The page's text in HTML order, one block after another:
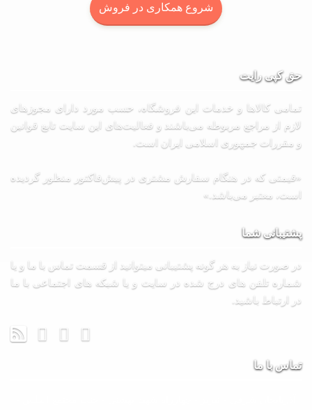
شروع همکاری در فروش
حق کپی رایت
تمامی كالاها و خدمات اين فروشگاه، حسب مورد دارای مجوزهای
لازم از مراجع مربوطه می‌باشند و فعاليت‌های اين سايت تابع قوانين
و مقررات جمهوری اسلامی ايران است.
«قیمتی که در هنگام سفارش مشتری در پیش‌­فاکتور منظور گرديده
است، معتبر می‌باشد.»
پشتیبانی شما
در صورت نیاز به هر گونه پشتیبانی میتوانید از قسمت تماس با ما و یا
شماره تلفن های درج شده در سایت و یا شبکه های اجتماعی با ما
در ارتباط باشید.
تماس با ما